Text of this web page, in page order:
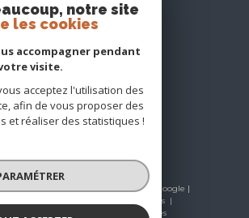
réservés | Traduction powered by Google |
Mentions légales
Cookies
notre site
les cookies
accompagner pendant
visite.
acceptez l'utilisation des
afin de vous proposer des
et réaliser des statistiques !